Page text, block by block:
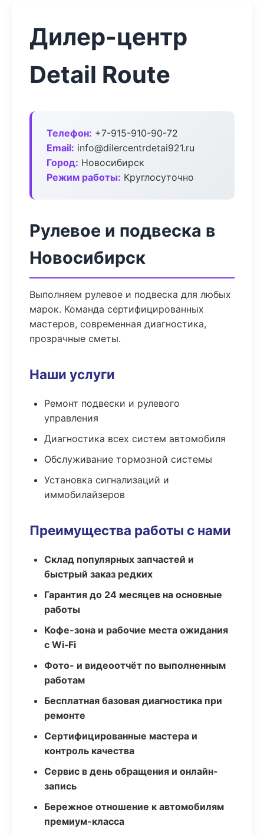
Дилер-центр
Detail Route
Телефон: +7-915-910-90-72
Email: info@dilercentrdetai921.ru
Город: Новосибирск
Режим работы: Круглосуточно
Рулевое и подвеска в
Новосибирск
Выполняем рулевое и подвеска для любых
марок. Команда сертифицированных
мастеров, современная диагностика,
прозрачные сметы.
Наши услуги
Ремонт подвески и рулевого
управления
Диагностика всех систем автомобиля
Обслуживание тормозной системы
Установка сигнализаций и
иммобилайзеров
Преимущества работы с нами
Склад популярных запчастей и
быстрый заказ редких
Гарантия до 24 месяцев на основные
работы
Кофе-зона и рабочие места ожидания
с Wi‑Fi
Фото- и видеоотчёт по выполненным
работам
Бесплатная базовая диагностика при
ремонте
Сертифицированные мастера и
контроль качества
Сервис в день обращения и онлайн-
запись
Бережное отношение к автомобилям
премиум-класса